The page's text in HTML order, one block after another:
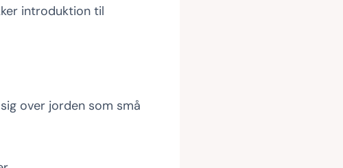
introduktion til
over jorden som små